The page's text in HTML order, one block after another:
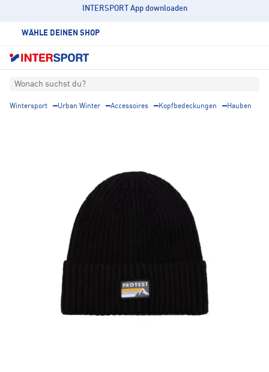
INTERSPORT App downloaden
WÄHLE DEINEN SHOP
Wonach suchst du?
Wintersport Urban Winter Accessoires Kopfbedeckungen Hauben